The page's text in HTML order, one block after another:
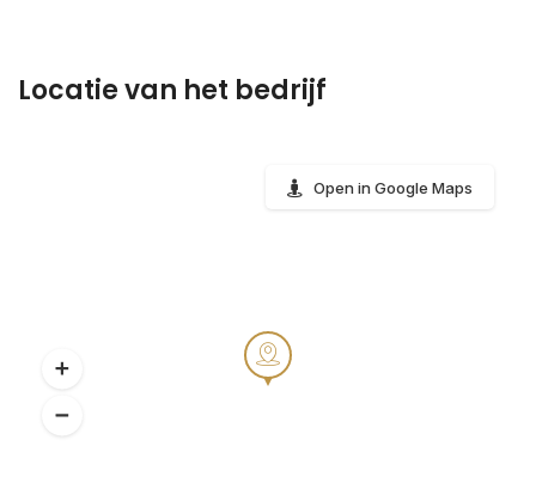
Locatie van het bedrijf
Open in Google Maps